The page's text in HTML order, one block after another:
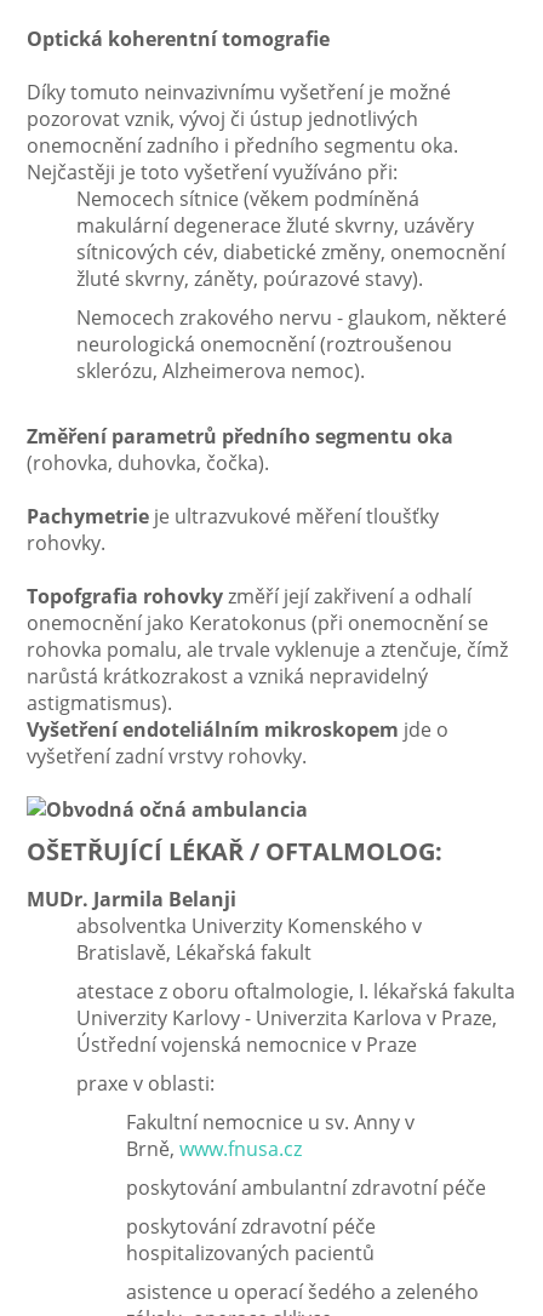
Optická koherentní tomografie
Díky tomuto neinvazivnímu vyšetření je možné
pozorovat vznik, vývoj či ústup jednotlivých
onemocnění zadního i předního segmentu oka.
Nejčastěji je toto vyšetření využíváno při:
Nemocech sítnice (věkem podmíněná
makulární degenerace žluté skvrny, uzávěry
sítnicových cév, diabetické změny, onemocnění
žluté skvrny, záněty, poúrazové stavy).
Nemocech zrakového nervu - glaukom, některé
neurologická onemocnění (roztroušenou
sklerózu, Alzheimerova nemoc).
Změření parametrů předního segmentu oka
(rohovka, duhovka, čočka).
Pachymetrie je ultrazvukové měření tloušťky
rohovky.
Topofgrafia rohovkyzměří její zakřivení a odhalí
onemocnění jako Keratokonus (při onemocnění se
rohovka pomalu, ale trvale vyklenuje a ztenčuje, čímž
narůstá krátkozrakost a vzniká nepravidelný
astigmatismus).
Vyšetření endoteliálním mikroskopem jde o
vyšetření zadní vrstvy rohovky.
OŠETŘUJÍCÍ LÉKAŘ / OFTALMOLOG:
MUDr. Jarmila Belanji
absolventka Univerzity Komenského v
Bratislavě, Lékařská fakult
atestace z oboru oftalmologie, I. lékařská fakulta
Univerzity Karlovy - Univerzita Karlova v Praze,
Ústřední vojenská nemocnice v Praze
praxe v oblasti:
Fakultní nemocnice u sv. Anny v
Brně,www.fnusa.cz
poskytování ambulantní zdravotní péče
poskytování zdravotní péče
hospitalizovaných pacientů
asistence u operací šedého a zeleného